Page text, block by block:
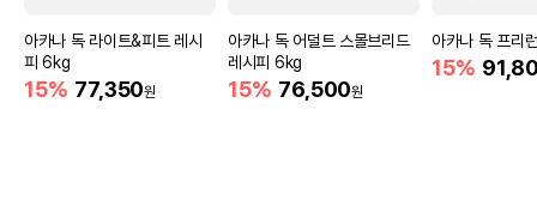
아카나 독 라이트&피트 레시
피 6kg
15% 77,350원
아카나 독 어덜트 스몰브리드
레시피 6kg
15% 76,500원
아카나 독 프리
15%